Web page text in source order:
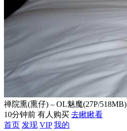
禅院熏(熏仔) – OL魅魔(27P/518MB)
10分钟前 有人购买 去瞅瞅看
首页 发现 VIP 我的